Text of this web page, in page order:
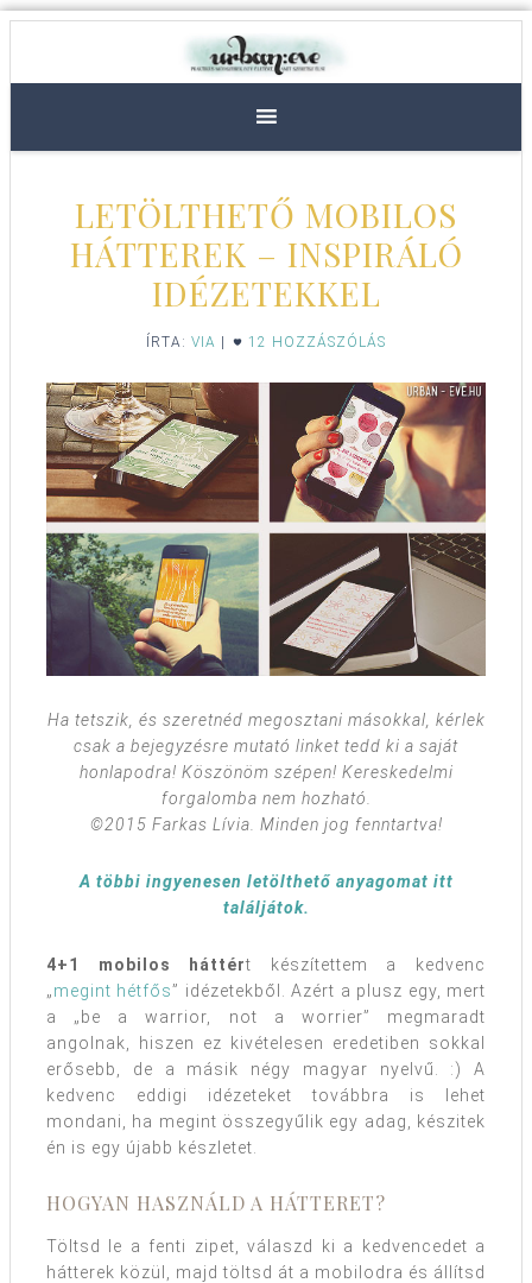
LETÖLTHETŐ MOBILOS
HÁTTEREK – INSPIRÁLÓ
IDÉZETEKKEL
ÍRTA: VIA 12 HOZZÁSZÓLÁS
Ha tetszik, és szeretnéd megosztani másokkal, kérlek
csak a bejegyzésre mutató linket tedd ki a saját
honlapodra! Köszönöm szépen! Kereskedelmi
forgalomba nem hozható.
©2015 Farkas Lívia. Minden jog fenntartva!
A többi ingyenesen letölthető anyagomat itt
találjátok.
4+1 mobilos háttért készítettem a kedvenc
„megint hétfős” idézetekből. Azért a plusz egy, mert
a „be a warrior, not a worrier” megmaradt
angolnak, hiszen ez kivételesen eredetiben sokkal
erősebb, de a másik négy magyar nyelvű. :) A
kedvenc eddigi idézeteket továbbra is lehet
mondani, ha megint összegyűlik egy adag, készitek
én is egy újabb készletet.
HOGYAN HASZNÁLD A HÁTTERET?
Töltsd le a fenti zipet, válaszd ki a kedvencedet a
hátterek közül, majd töltsd át a mobilodra és állítsd